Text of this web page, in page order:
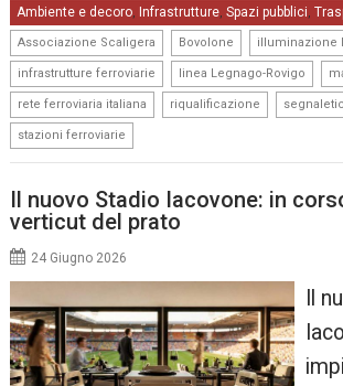
Ambiente e decoro, Infrastrutture,Spazi pubblici,
Associazione Scaligera Bovolone illuminazione
infrastrutture ferroviarie linea Legnago-Rovigo
rete ferroviaria italiana riqualificazione
stazioni ferroviarie
Il nuovo Stadio Iacovone: in
verticut del prato
24 Giugno 2026
Il